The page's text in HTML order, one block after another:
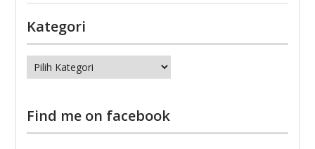
Kategori
Kategori
Find me on facebook